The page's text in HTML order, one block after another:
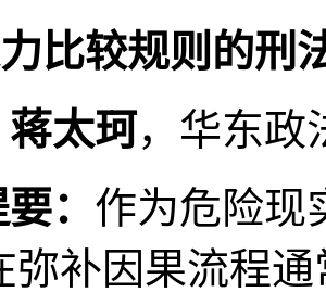
比较规则的刑
太珂，华东政
： 作为危险现
弥补因果流程